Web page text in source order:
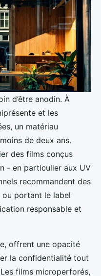
d’être anodin. À
et les
un matériau
de deux ans.
des films conçus
- en particulier aux UV
recommandent des
ou portant le label
responsable et
offrent une opacité
la confidentialité tout
films microperforés,